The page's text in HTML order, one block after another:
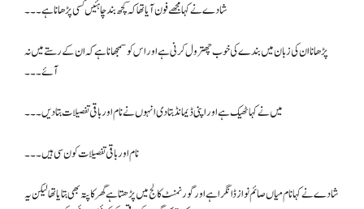
شادے نے کہا مجھے فون آیا تھا کہ کچھ بند چاہئیں کسی پڑھانا ہے۔۔۔
پڑھانا ان کی زبان میں بندے کی خوب چھترول کرنی ہے اور اس کو سمجھانا ہے کہ ان کے رستے میں نہ
آئے۔۔۔
میں نے کہا ٹھیک ہے اور اپنی ڈیمانڈ بتا دی انہوں نے نام اور باقی تفصیلات بتا دیں۔۔۔
نام اور باقی تفصیلات کون سی ہیں۔۔۔
شادے نے کہا نام میاں صائم نواز ڈانگرا ہے اور گورنمنٹ کالج میں پڑھتا ہے گھر کا پتہ بھی بتایا تھا لیکن یہ